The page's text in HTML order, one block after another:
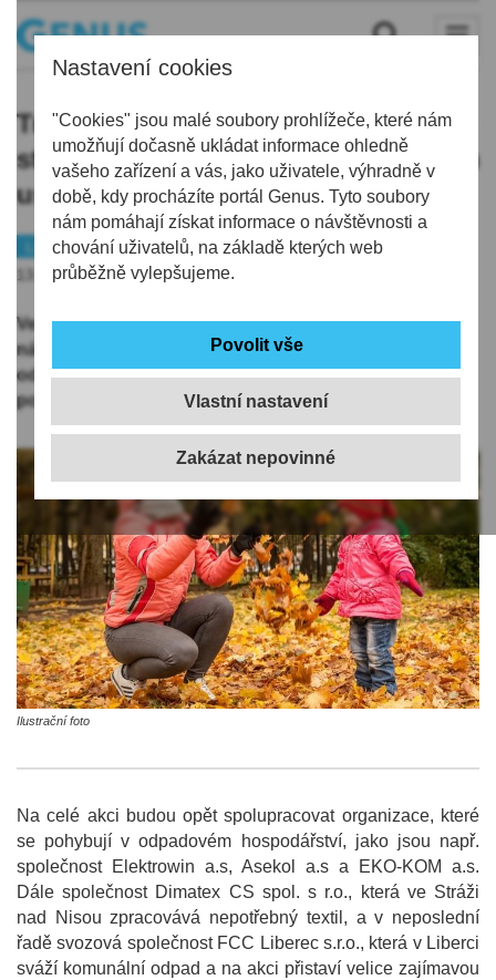
Nastavení cookies
"Cookies" jsou malé soubory prohlížeče, které nám
umožňují dočasně ukládat informace ohledně
vašeho zařízení a vás, jako uživatele, výhradně v
době, kdy procházíte portál Genus. Tyto soubory
nám pomáhají získat informace o návštěvnosti a
chování uživatelů, na základě kterých web
průběžně vylepšujeme.
Vlastní nastavení
Tradiční Dětský odpadový den se ve
středu v parku nad Tržním náměstím
uskuteční už popáté
Liberec
Tip
13.09.2021 | 9:10
Ve středu 15. září 2021 proběhne v parku nad Tržním
náměstím u Budyšínské ulice tradiční Dětský
odpadový den, který se na tomto místě bude konat již
popáté.
Ilustrační foto
Na celé akci budou opět spolupracovat organizace, které
se pohybují v odpadovém hospodářství, jako jsou např.
společnost Elektrowin a.s, Asekol a.s a EKO-KOM a.s.
Dále společnost Dimatex CS spol. s r.o., která ve Stráži
nad Nisou zpracovává nepotřebný textil, a v neposlední
řadě svozová společnost FCC Liberec s.r.o., která v Liberci
sváží komunální odpad a na akci přistaví velice zajímavou